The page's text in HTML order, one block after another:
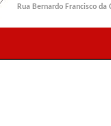
Rua Bernardo Francisco da